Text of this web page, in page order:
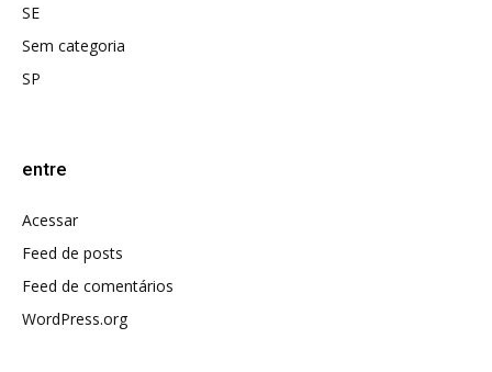
SE
Sem categoria
SP
entre
Acessar
Feed de posts
Feed de comentários
WordPress.org